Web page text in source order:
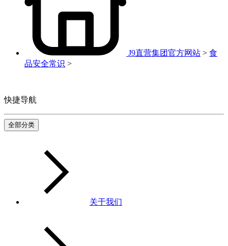
J9直营集团官方网站 > 食
品安全常识 >
快捷导航
全部分类
关于我们